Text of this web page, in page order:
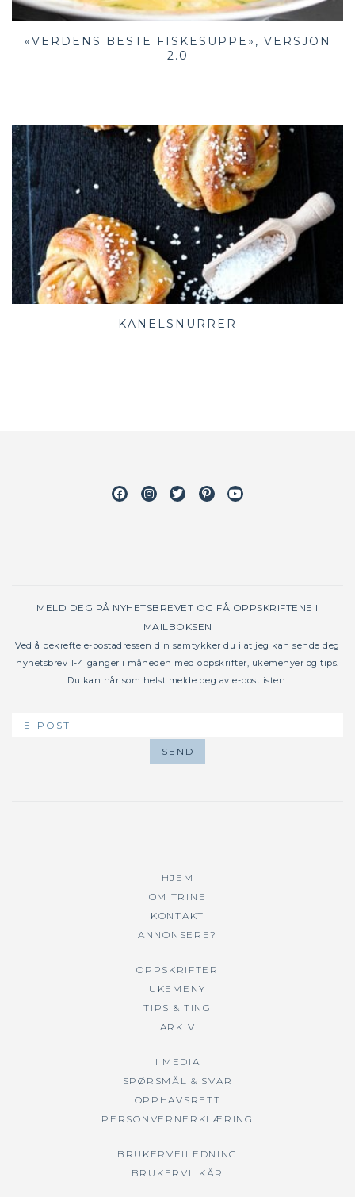
«VERDENS BESTE FISKESUPPE», VERSJON
2.0
KANELSNURRER
FacebookInstagram
TwitterPinterestYoutube
MELD DEG PÅ NYHETSBREVET OG FÅ OPPSKRIFTENE I
MAILBOKSEN
Ved å bekrefte e-postadressen din samtykker du i at jeg kan sende deg
nyhetsbrev 1-4 ganger i måneden med oppskrifter, ukemenyer og tips.
Du kan når som helst melde deg av e-postlisten.
HJEM
OM TRINE
KONTAKT
ANNONSERE?
OPPSKRIFTER
UKEMENY
TIPS & TING
ARKIV
I MEDIA
SPØRSMÅL & SVAR
OPPHAVSRETT
PERSONVERNERKLÆRING
BRUKERVEILEDNING
BRUKERVILKÅR